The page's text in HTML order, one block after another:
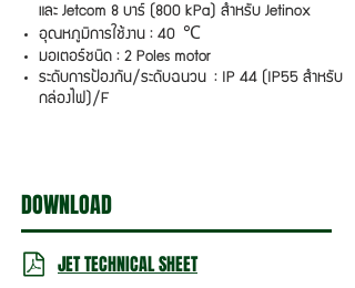
และ Jetcom 8 บาร์ (800 kPa) สำหรับ Jetinox
อุณหภูมิการใช้งาน : 40 ℃
มอเตอร์ชนิด : 2 Poles motor
ระดับการป้องกัน/ระดับฉนวน : IP 44 (IP55 สำหรับ
กล่องไฟ)/F
DOWNLOAD
JET TECHNICAL SHEET